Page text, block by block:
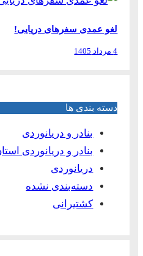
لغو عمدی سفرهای دریایی!
4 مرداد 1405
دسته بندی ها
بنادر و دریانوردی
بنادر و دریانوردی
دریانوردی
دسته‌بندی نشده
کشتیرانی